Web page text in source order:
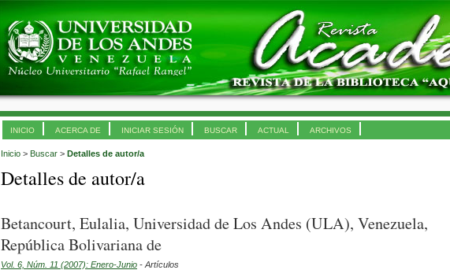
INICIO ACERCA DE INICIAR SESIÓN BUSCAR ACTUAL ARCHIVOS
Inicio > Buscar > Detalles de autor/a
Detalles de autor/a
Betancourt, Eulalia, Universidad de Los Andes (ULA), Venezuela,
República Bolivariana de
Vol. 6, Núm. 11 (2007): Enero-Junio - Artículos